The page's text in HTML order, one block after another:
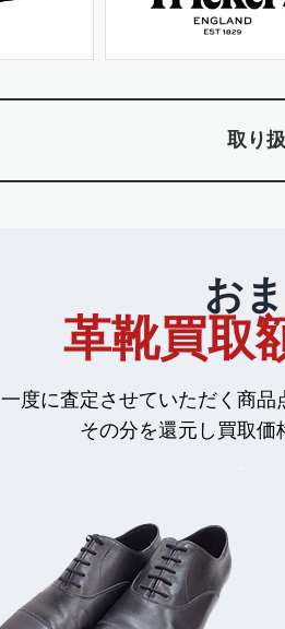
取り
お
革靴買取
一度に査定させていただく商
その分を還元し買取